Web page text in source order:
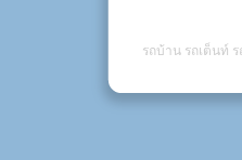
รถบ้าน รถเต็นท์